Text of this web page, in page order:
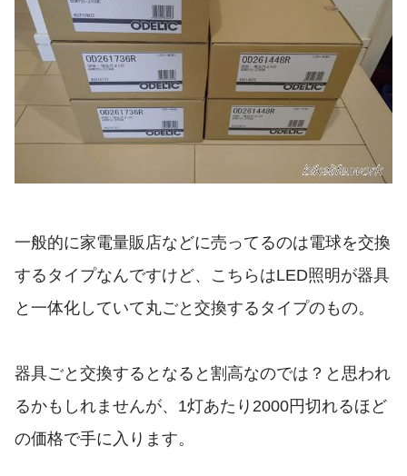
一般的に家電量販店などに売ってるのは電球を交換
するタイプなんですけど、こちらはLED照明が器具
と一体化していて丸ごと交換するタイプのもの。
器具ごと交換するとなると割高なのでは？と思われ
るかもしれませんが、1灯あたり2000円切れるほど
の価格で手に入ります。